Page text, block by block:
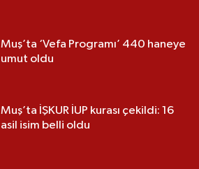
Muş’ta ‘Vefa Programı’ 440 haneye
umut oldu
Muş’ta İŞKUR İUP kurası çekildi: 16
asil isim belli oldu